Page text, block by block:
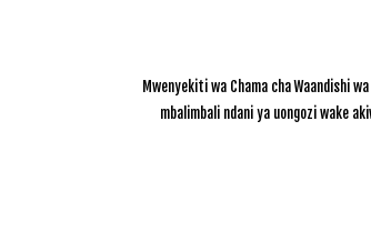
Mwenyekiti wa Chama cha Waandishi
mbalimbali ndani ya uongozi wake